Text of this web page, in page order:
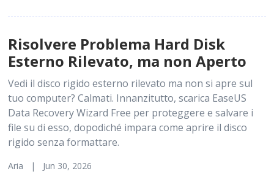
Risolvere Problema Hard Disk
Esterno Rilevato, ma non Aperto
Vedi il disco rigido esterno rilevato ma non si apre sul
tuo computer? Calmati. Innanzitutto, scarica EaseUS
Data Recovery Wizard Free per proteggere e salvare i
file su di esso, dopodiché impara come aprire il disco
rigido senza formattare.
Aria | Jun 30, 2026